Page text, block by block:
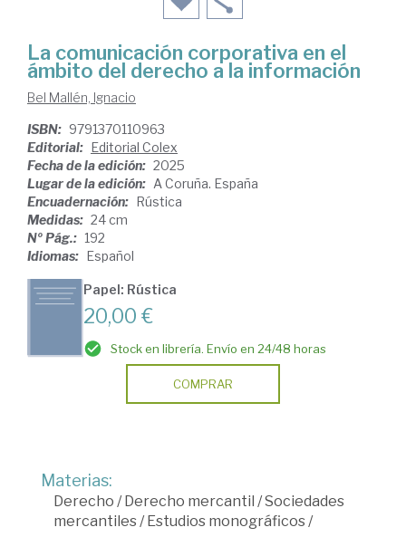
La comunicación corporativa en el
ámbito del derecho a la información
Bel Mallén, Ignacio
ISBN: 9791370110963
Editorial: Editorial Colex
Fecha de la edición: 2025
Lugar de la edición: A Coruña. España
Encuadernación: Rústica
Medidas: 24 cm
Nº Pág.: 192
Idiomas: Español
Papel: Rústica
20,00 €
Stock en librería. Envío en 24/48 horas
COMPRAR
Materias:
Derecho /Derecho mercantil /Sociedades
mercantiles /Estudios monográficos /